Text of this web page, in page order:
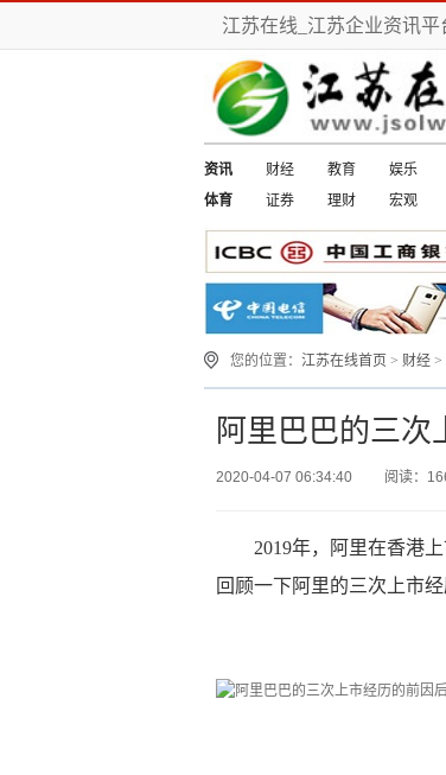
江苏在线_江苏企业资讯平
资讯 财经 教育
娱乐
体育
证券 理财 宏观
您的位置： 江苏在线首页 > 财经 >
阿里巴巴的三次
2020-04-07 06:34:40 阅读：
2019年，阿里在香港
回顾一下阿里的三次上市经